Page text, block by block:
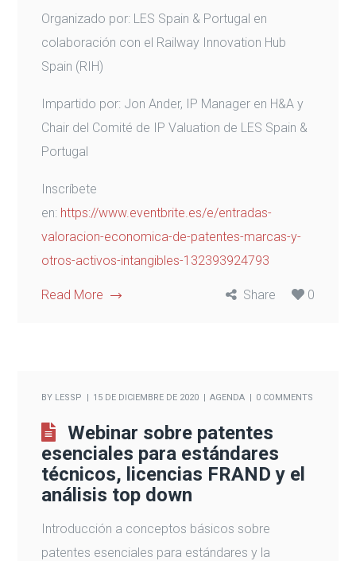
Organizado por: LES Spain & Portugal en
colaboración con el Railway Innovation Hub
Spain (RIH)
Impartido por: Jon Ander, IP Manager en H&A y
Chair del Comité de IP Valuation de LES Spain &
Portugal
Inscríbete
en: https://www.eventbrite.es/e/entradas-
valoracion-economica-de-patentes-marcas-y-
otros-activos-intangibles-132393924793
Read More Share 0
BY LESSP 15 DE DICIEMBRE DE 2020 AGENDA 0 COMMENTS
Webinar sobre patentes
esenciales para estándares
técnicos, licencias FRAND y el
análisis top down
Introducción a conceptos básicos sobre
patentes esenciales para estándares y la